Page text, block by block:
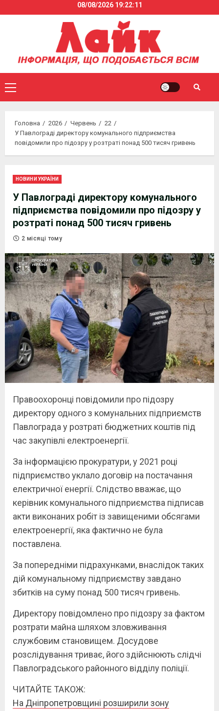
to
08/08/2026 19:22:12
Primary
Menu
Головна 2026 Червень
22
У Павлограді директору комунального підприємства
повідомили про підозру у розтраті понад 500 тисяч гривень
НОВИНИ УКРАЇНИ
У Павлограді директору комунального
підприємства повідомили про підозру у
розтраті понад 500 тисяч гривень
2 місяці тому
Правоохоронці повідомили про підозру
директору одного з комунальних підприємств
Павлограда у розтраті бюджетних коштів під
час закупівлі електроенергії.
За інформацією прокуратури, у 2021 році
підприємство уклало договір на постачання
електричної енергії. Слідство вважає, що
керівник комунального підприємства підписав
акти виконаних робіт із завищеними обсягами
електроенергії, яка фактично не була
поставлена.
За попередніми підрахунками, внаслідок таких
дій комунальному підприємству завдано
збитків на суму понад 500 тисяч гривень.
Директору повідомлено про підозру за фактом
розтрати майна шляхом зловживання
службовим становищем. Досудове
розслідування триває, його здійснюють слідчі
Павлоградського районного відділу поліції.
ЧИТАЙТЕ ТАКОЖ:
На Дніпропетровщині розширили зону